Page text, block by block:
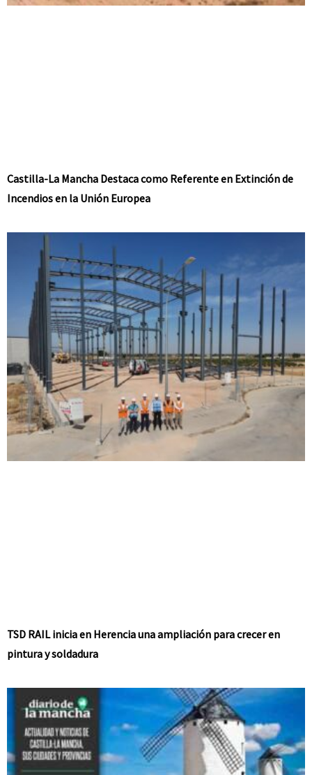
Castilla-La Mancha Destaca como Referente en Extinción de
Incendios en la Unión Europea
TSD RAIL inicia en Herencia una ampliación para crecer en
pintura y soldadura